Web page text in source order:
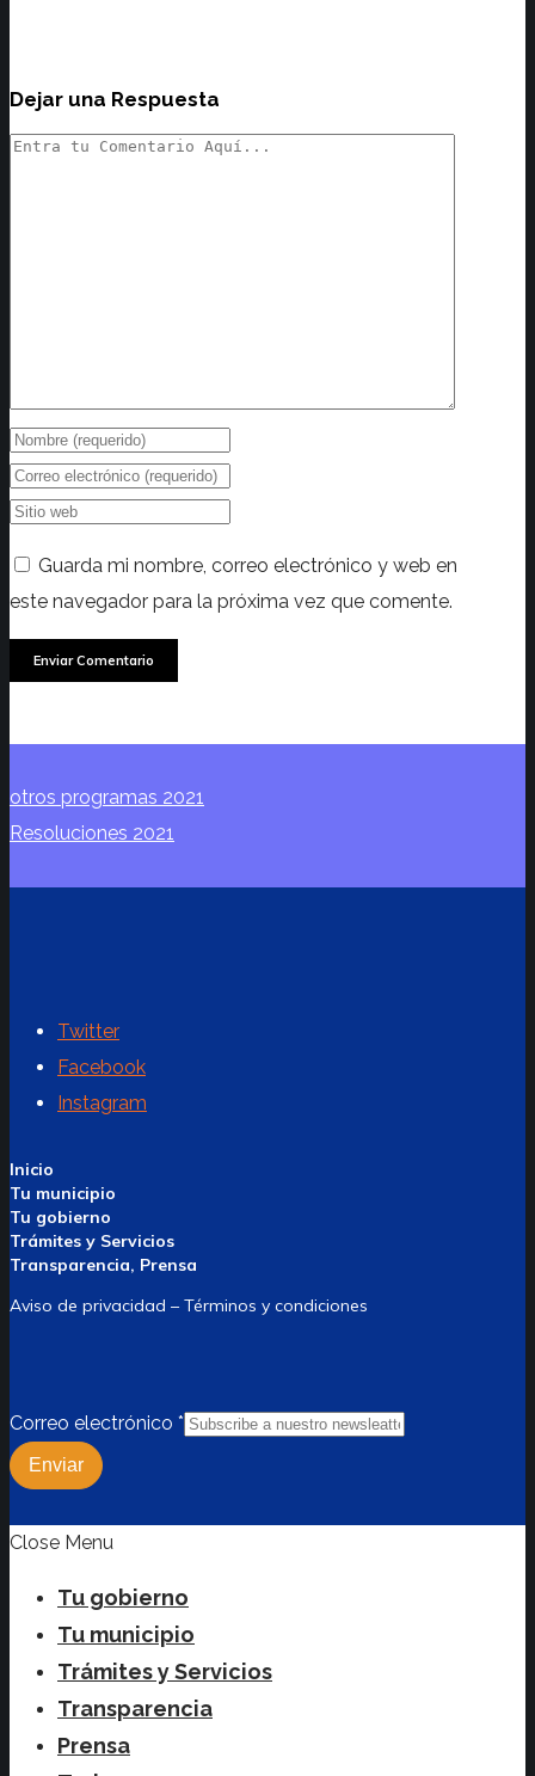
Dejar una Respuesta
Guarda mi nombre, correo electrónico y web en
este navegador para la próxima vez que comente.
otros programas 2021
Resoluciones 2021
Twitter
Facebook
Instagram
Inicio
Tu municipio
Tu gobierno
Trámites y Servicios
Transparencia, Prensa
Aviso de privacidad – Términos y condiciones
Correo electrónico *
Enviar
Close Menu
Tu gobierno
Tu municipio
Trámites y Servicios
Transparencia
Prensa